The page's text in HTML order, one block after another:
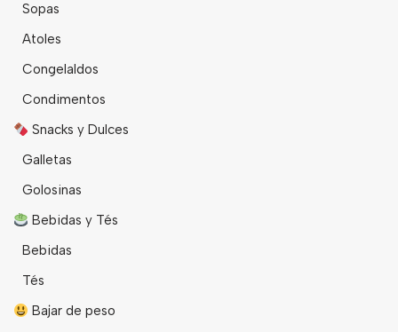
Sopas
Atoles
Congelaldos
Condimentos
Snacks y Dulces
Galletas
Golosinas
Bebidas y Tés
Bebidas
Tés
Bajar de peso